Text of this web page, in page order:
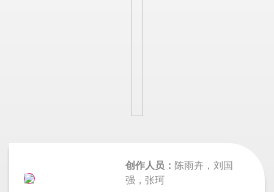
创作人员： 陈雨卉，刘国
强，张珂